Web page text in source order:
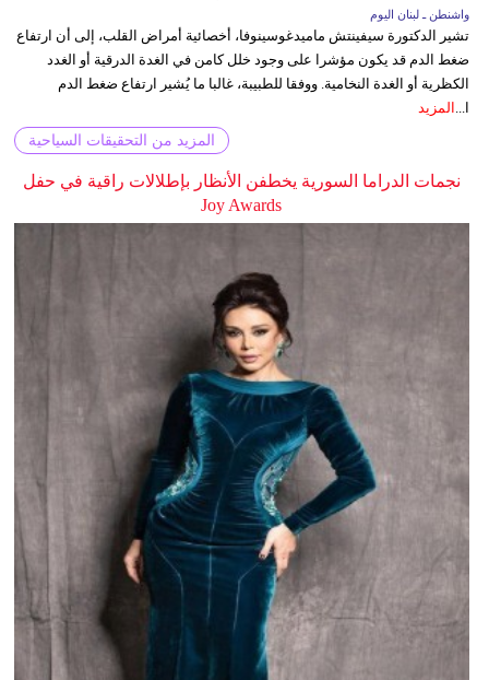
واشنطن ـ لبنان اليوم
تشير الدكتورة سيفينتش ماميدغوسينوفا، أخصائية أمراض القلب، إلى أن ارتفاع
ضغط الدم قد يكون مؤشرا على وجود خلل كامن في الغدة الدرقية أو الغدد
الكظرية أو الغدة النخامية. ووفقا للطبيبة، غالبا ما يُشير ارتفاع ضغط الدم
ا...
المزيد
المزيد من التحقيقات السياحية
نجمات الدراما السورية يخطفن الأنظار بإطلالات راقية في حفل
Joy Awards